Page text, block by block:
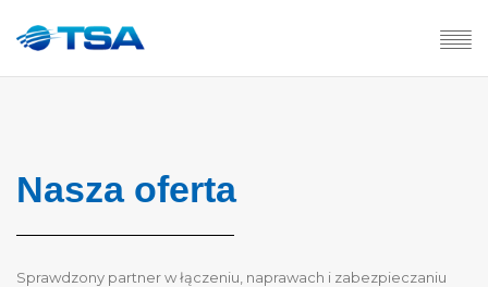
Nasza oferta
Sprawdzony partner w łączeniu, naprawach i zabezpieczaniu